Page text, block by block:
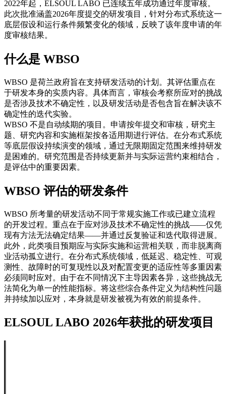
2022年起，ELSOUL LABO 已连续五年成功通过年度审核。
此次批准涵盖2026年度提交的研发项目，针对分布式系统这一
底层假设和运行条件频繁变化的领域，反映了该年度申请的年
度审核结果。
什么是 WBSO
WBSO 是荷兰政府旨在支持研发活动的计划。其评估重点在
于研发本身的实质内容。具体而言，审核会考察所应对的挑战
是否涉及技术不确定性，以及研发活动是否包含旨在解决该不
确定性的迭代实验。
WBSO 不是自动续期的项目。申请按年提交和审核，研究主
题、研究内容和实施框架按各适用期进行评估。在分布式系统
等底层假设持续演变的领域，通过无限期固定范围来维持研发
是困难的。研究范围是否持续更新并与实际运营约束相结合，
是评估中的重要因素。
WBSO 评估的研发条件
WBSO 所考量的研发活动不同于常规实施工作或已建立流程
的开发过程。重点在于应对涉及技术不确定性的挑战——仅凭
现有方法无法确定结果——并通过反复验证和迭代取得进展。
此外，此类项目预期应与实际实施和运营相关联，而非脱离商
业活动孤立进行。在分布式系统领域，低延迟、稳定性、可观
测性、故障时的可复现性以及对配置变更的适应性等多重因素
必须同时应对。由于在不同情况下主导因素各异，这些挑战无
法简化为单一的性能指标。将这些综合条件定义为结构性问题
并持续加以应对，本身就是研发被视为有效的前提条件。
ELSOUL LABO 2026年获批的研发项目